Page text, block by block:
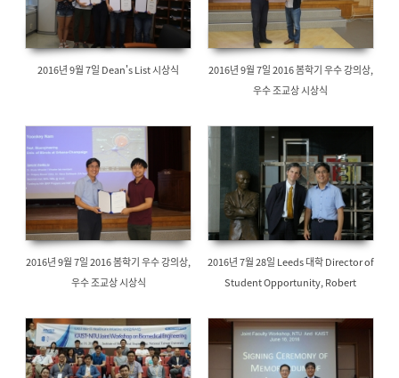
2016년 9월 7일 Dean's List 시상식
2016년 9월 7일 2016 봄학기 우수 강의상,
우수 조교상 시상식
2016년 9월 7일 2016 봄학기 우수 강의상,
우수 조교상 시상식
2016년 7월 28일 Leeds 대학 Director of
Student Opportunity, Robert